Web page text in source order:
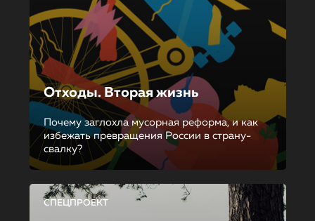
Отходы. Вторая жизнь
Почему заглохла мусорная реформа, и как
избежать превращения России в страну-
свалку?
СПЕЦПРОЕКТ